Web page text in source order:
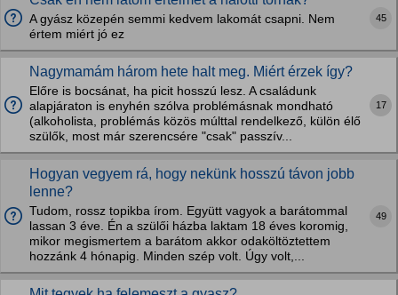
A gyász közepén semmi kedvem lakomát csapni. Nem
értem miért jó ez
45
Nagymamám három hete halt meg. Miért érzek így?
Előre is bocsánat, ha picit hosszú lesz. A családunk
alapjáraton is enyhén szólva problémásnak mondható
(alkoholista, problémás közös múlttal rendelkező, külön élő
szülők, most már szerencsére "csak" passzív...
17
Hogyan vegyem rá, hogy nekünk hosszú távon jobb
lenne?
Tudom, rossz topikba írom. Együtt vagyok a barátommal
lassan 3 éve. Én a szülői házba laktam 18 éves koromig,
mikor megismertem a barátom akkor odaköltöztettem
hozzánk 4 hónapig. Minden szép volt. Úgy volt,...
49